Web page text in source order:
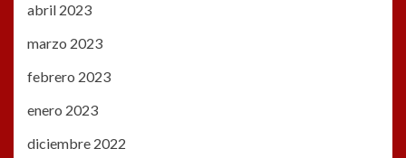
abril 2023
marzo 2023
febrero 2023
enero 2023
diciembre 2022